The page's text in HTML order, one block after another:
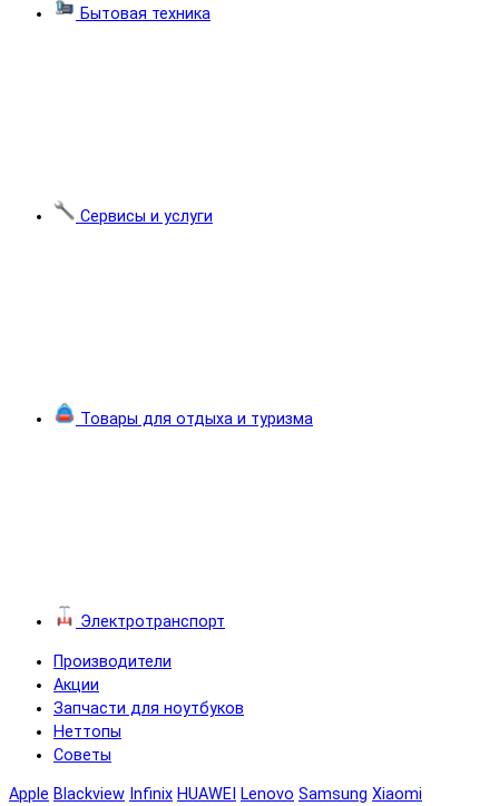
Бытовая техника
Сервисы и услуги
Товары для отдыха и туризма
Электротранспорт
Производители
Акции
Запчасти для ноутбуков
Неттопы
Советы
Apple Blackview Infinix HUAWEI Lenovo Samsung Xiaomi